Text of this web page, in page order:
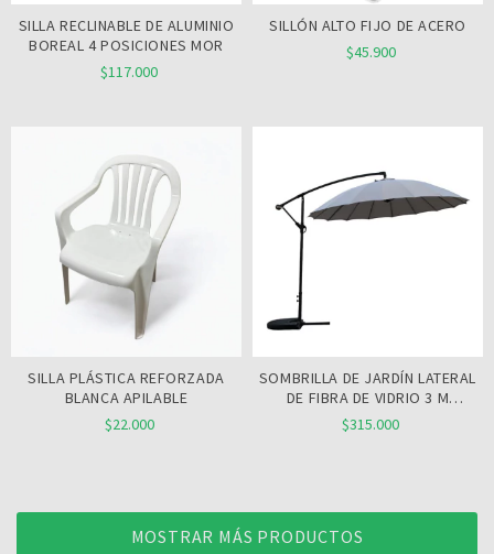
SILLA RECLINABLE DE ALUMINIO
BOREAL 4 POSICIONES MOR
$117.000
SILLÓN ALTO FIJO DE ACERO
$45.900
SILLA PLÁSTICA REFORZADA
BLANCA APILABLE
$22.000
SOMBRILLA DE JARDÍN LATERAL
DE FIBRA DE VIDRIO 3 M
NATURAL
$315.000
MOSTRAR MÁS PRODUCTOS